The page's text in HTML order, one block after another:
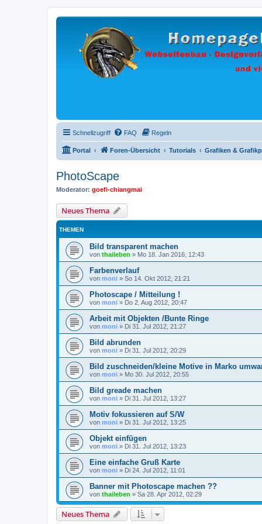
Schnellzugriff FAQ Regeln
Portal Foren-Übersicht Tutorials Grafiken &
PhotoScape
Moderator: goefi-chiangmai
Neues Thema
THEMEN
Bild transparent machen
von thaileben » Mo 18. Jan 2016, 12:43
Farbenverlauf
von moni » So 14. Okt 2012, 21:21
Photoscape / Mitteilung !
von moni » Do 2. Aug 2012, 20:47
Arbeit mit Objekten /Bunte Ringe
von moni » Di 31. Jul 2012, 21:27
Bild abrunden
von moni » Di 31. Jul 2012, 20:29
Bild zuschneiden/kleine Motive in Marko
von moni » Mo 30. Jul 2012, 20:55
Bild greade machen
von moni » Di 31. Jul 2012, 13:27
Motiv fokussieren auf S/W
von moni » Di 31. Jul 2012, 13:25
Objekt einfügen
von moni » Di 31. Jul 2012, 13:23
Eine einfache Gruß Karte
von moni » Di 24. Jul 2012, 11:01
Banner mit Photoscape machen ??
von thaileben » Sa 28. Apr 2012, 02:29
Neues Thema